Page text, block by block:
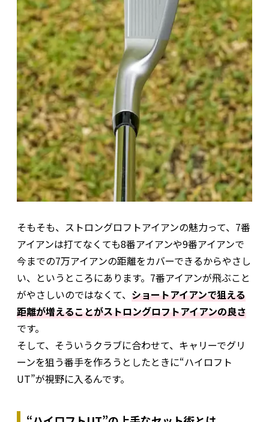
そもそも、ストロングロフトアイアンの魅力って、7番
アイアンは打てなくても8番アイアンや9番アイアンで
今までの7万アイアンの距離をカバーできるからやさし
い、というところにあります。7番アイアンが飛ぶこと
がやさしいのではなくて、 ショートアイアンで狙える
距離が増えることがストロングロフトアイアンの良さ
です。
そして、そういうクラブに合わせて、キャリーでグリ
ーンを狙う番手を作ろうとしたときに“ハイロフト
UT”が視野に入るんです。